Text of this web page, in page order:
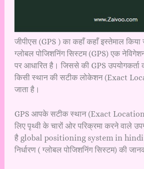
जीपीएस (GPS ) का कहाँ कहाँ इस्तेमाल
ग्लोबल पोजिशनिंग सिस्टम (GPS) एक
पर आधारित है। जिससे की GPS
किसी स्थान की सटीक लोकेशन (Exact
जाता है।
GPS आपके सटीक स्थान (Exact
लिए पृथ्वी के चारों ओर परिक्रमा करने वाले
है global positioning system in hindi
निर्धारण ( ग्लोबल पोजिशनिंग सिस्टम) की